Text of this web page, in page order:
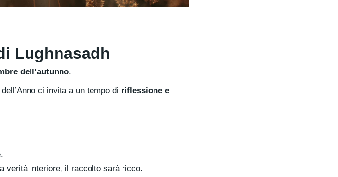
Lughnasadh
dell’autunno.
ci invita a un tempo di riflessione e
verità interiore, il raccolto sarà ricco.